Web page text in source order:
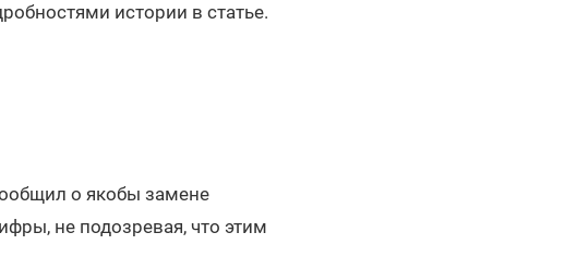
истории в статье.
о якобы замене
не подозревая, что этим